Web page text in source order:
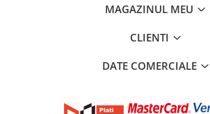
MAGAZINUL MEU
CLIENTI
DATE COMERCIALE